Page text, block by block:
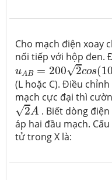
Cho mạch điện xoay
nối tiếp với hộp đen.
uAB = 200√2cos(
uA B=2002cos (100
(L hoặc C). Điều
mạch cực đại thì
√2A
2A
. Biết dòng
áp hai đầu mạch.
tử trong X là: